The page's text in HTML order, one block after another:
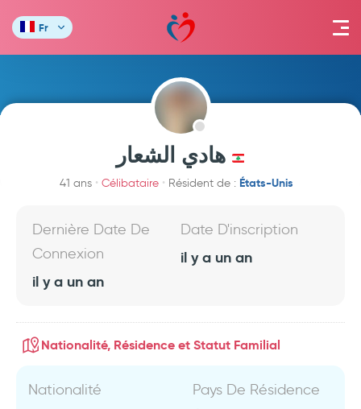
Fr
هادي الشعار
41 ans Célibataire Résident de : États-Unis
Dernière Date De
Connexion
il y a un an
Date D'inscription
il y a un an
Nationalité, Résidence et Statut Familial
Nationalité Pays De Résidence